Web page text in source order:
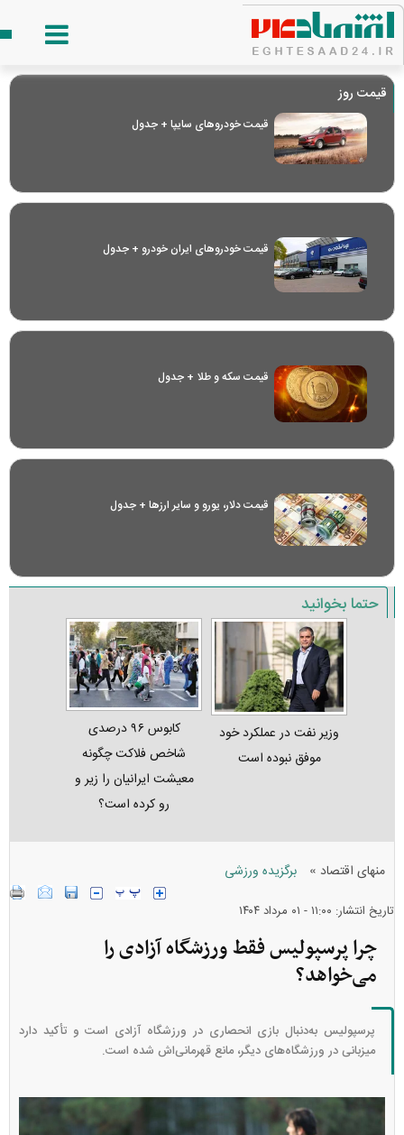
قیمت روز
قیمت خودرو‌های سایپا + جدول
قیمت خودرو‌های ایران خودرو + جدول
قیمت سکه و طلا + جدول
قیمت دلار، یورو و سایر ارز‌ها + جدول
حتما بخوانید
وزیر نفت در عملکرد خود
موفق نبوده است
کابوس ۹۶ درصدی
شاخص فلاکت چگونه
معیشت ایرانیان را زیر و
رو کرده است؟
منهای اقتصاد » برگزیده ورزشی
تاریخ انتشار: ۱۱:۰۰ - ۰۱ مرداد ۱۴۰۴
چرا پرسپولیس فقط ورزشگاه آزادی را
می‌خواهد؟
پرسپولیس به‌دنبال بازی انحصاری در ورزشگاه آزادی است و تأکید دارد
میزبانی در ورزشگاه‌های دیگر، مانع قهرمانی‌اش شده است.